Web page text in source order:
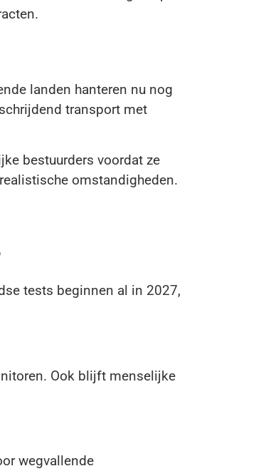
landen hanteren nu nog
transport met
bestuurders voordat ze
omstandigheden.
tests beginnen al in 2027,
Ook blijft menselijke
wegvallende